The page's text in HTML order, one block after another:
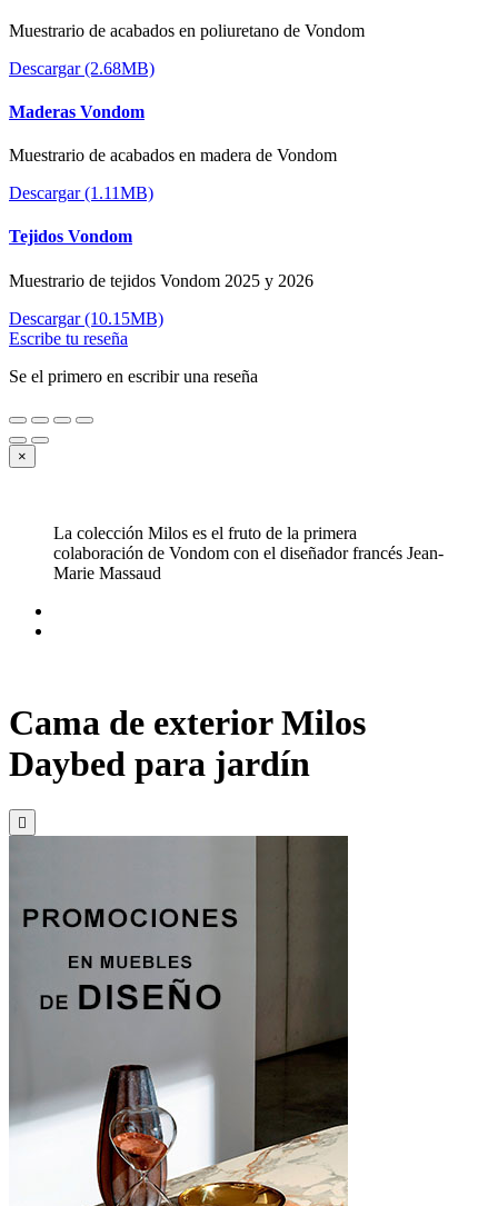
Muestrario de acabados en poliuretano de Vondom
Descargar (2.68MB)
Maderas Vondom
Muestrario de acabados en madera de Vondom
Descargar (1.11MB)
Tejidos Vondom
Muestrario de tejidos Vondom 2025 y 2026
Descargar (10.15MB)
Escribe tu reseña
Se el primero en escribir una reseña
×
La colección Milos es el fruto de la primera
colaboración de Vondom con el diseñador francés Jean-
Marie Massaud
Cama de exterior Milos
Daybed para jardín
